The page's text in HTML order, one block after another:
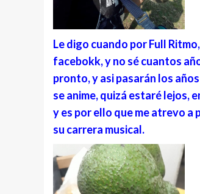
Le digo cuando por Full
facebokk, y no sé cuantos
pronto, y asi pasarán los
se anime, quizá estaré lejos,
y es por ello que me atrevo a
su carrera musical.